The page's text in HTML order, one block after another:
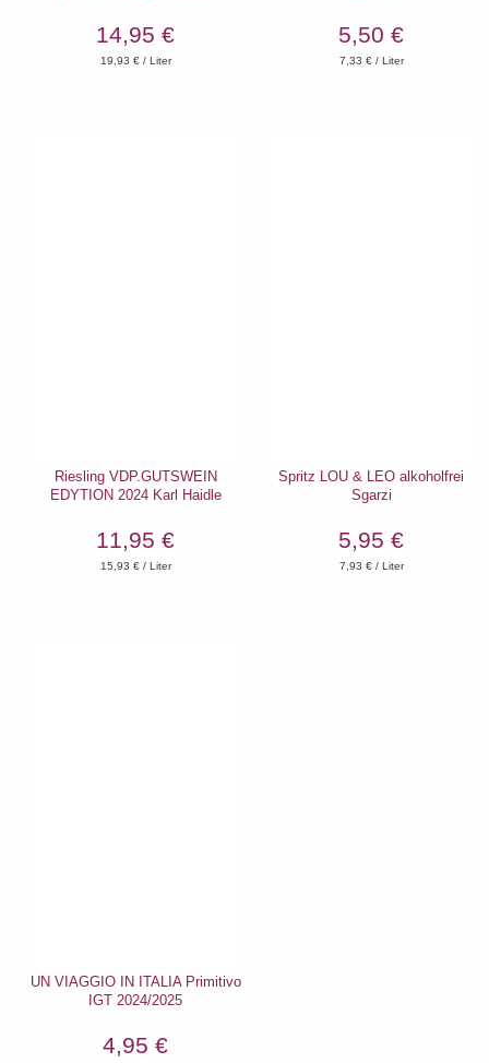
14,95 €
19,93 € / Liter
5,50 €
7,33 € / Liter
Riesling VDP.GUTSWEIN
EDYTION 2024 Karl Haidle
11,95 €
15,93 € / Liter
Spritz LOU & LEO alkoholfrei
Sgarzi
5,95 €
7,93 € / Liter
UN VIAGGIO IN ITALIA Primitivo
IGT 2024/2025
4,95 €